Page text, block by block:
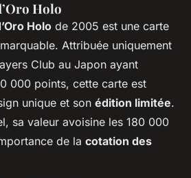
Holo
Holo de 2005 est une carte
Attribuée uniquement
Club au Japon ayant
000 points, cette carte est
unique et son édition limitée.
sa valeur avoisine les 180 000
de la cotation des